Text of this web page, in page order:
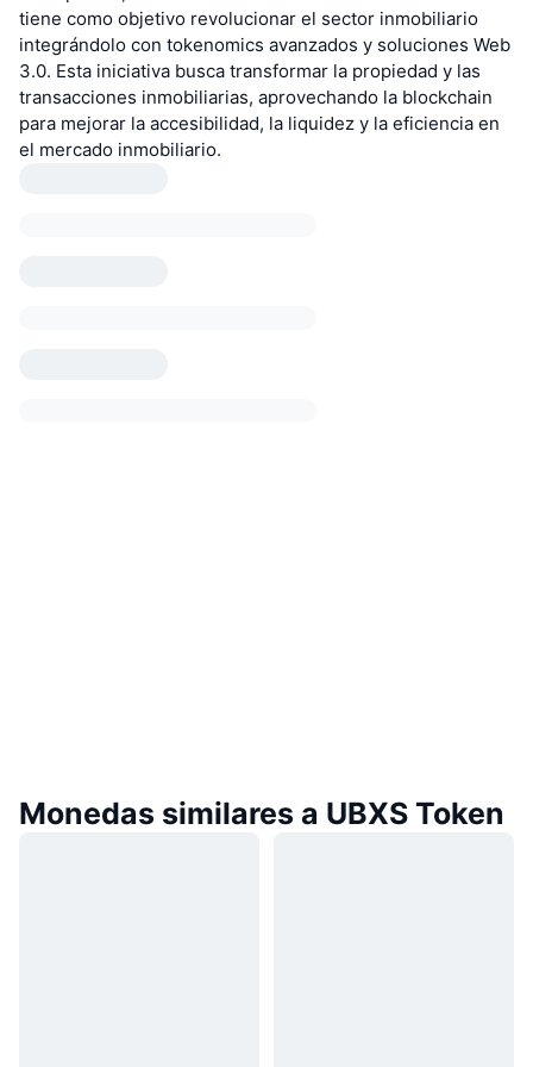
tiene como objetivo revolucionar el sector inmobiliario
integrándolo con tokenomics avanzados y soluciones Web
3.0. Esta iniciativa busca transformar la propiedad y las
transacciones inmobiliarias, aprovechando la blockchain
para mejorar la accesibilidad, la liquidez y la eficiencia en
el mercado inmobiliario.
Monedas similares a UBXS Token